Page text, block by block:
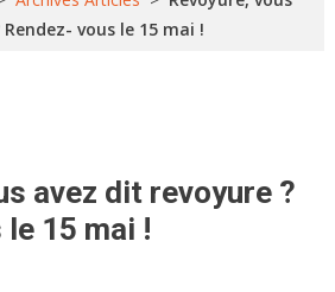
vous le 15 mai !
avez dit revoyure ?
le 15 mai !